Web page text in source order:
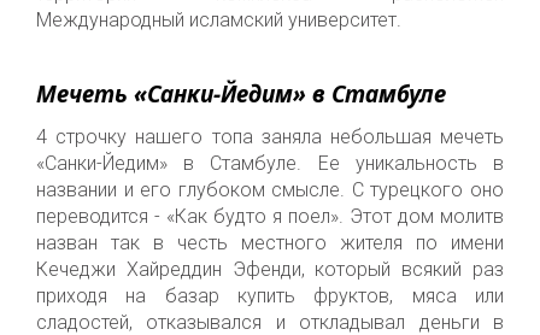
Международный исламский университет.
Мечеть «Санки-Йедим» в Стамбуле
4 строчку нашего топа заняла небольшая мечеть
«Санки-Йедим» в Стамбуле. Ее уникальность в
названии и его глубоком смысле Стурецкого оно
переводится - «Как будто я поел». Этот дом молитв
назван так в честь местного жителя по имени
Кечеджи Хайреддин Эфенди, который всякий раз
приходя на базар купить фруктов, мяса или
сладостей, отказывался и откладывал деньги в